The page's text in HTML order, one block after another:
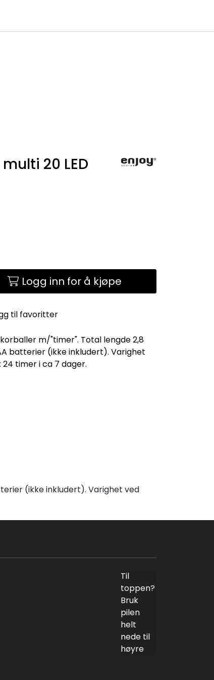
20 LED
Logg inn for å kjøpe
til favoritter
m/"timer". Total lengde 2,8
batterier (ikke inkludert). Varighet
timer i ca 7 dager.
(ikke inkludert). Varighet ved
Til
toppen?
Bruk
pilen
helt
nede til
høyre